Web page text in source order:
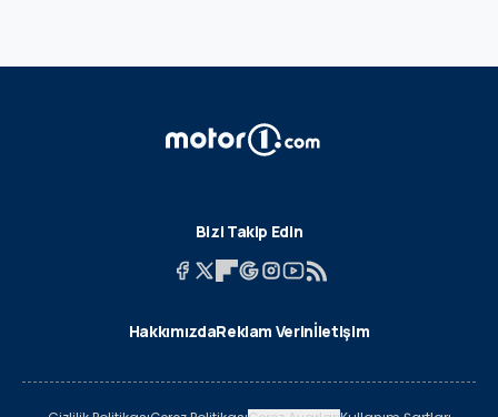
Bizi Takip Edin
HakkımızdaReklam Verinİletişim